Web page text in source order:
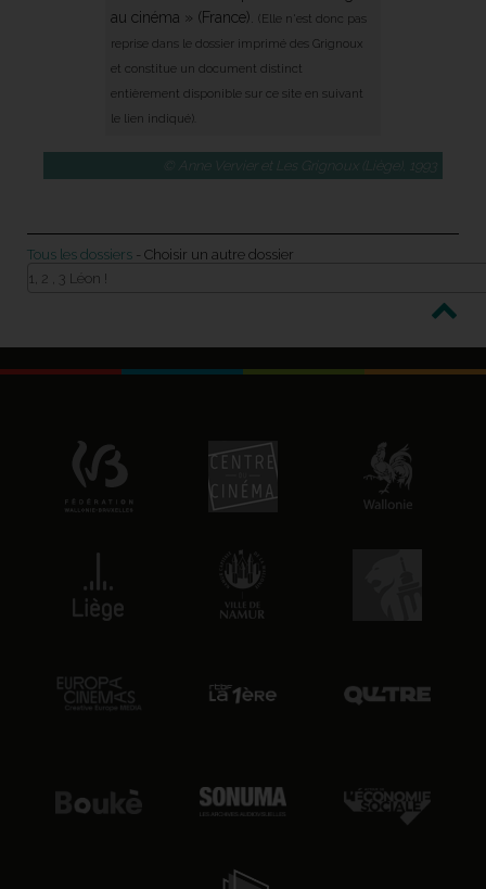
au cinéma » (France).(Elle n'est donc pas
reprise dans le dossier imprimé des Grignoux
et constitue un document distinct
entièrement disponible sur ce site en suivant
le lien indiqué).
© Anne Vervier et Les Grignoux (Liège), 1993
Tous les dossiers - Choisir un autre dossier
1, 2 , 3 Léon !